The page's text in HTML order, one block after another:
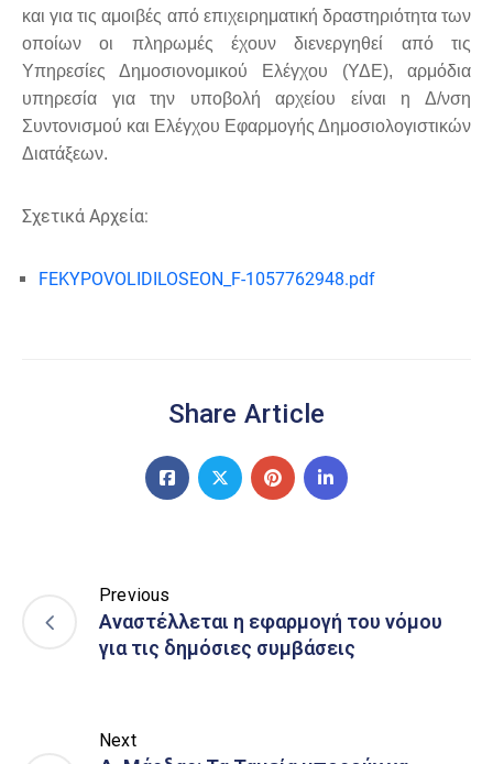
και για τις αμοιβές από επιχειρηματική δραστηριότητα των
οποίων οι πληρωμές έχουν διενεργηθεί από τις
Υπηρεσίες Δημοσιονομικού Ελέγχου (ΥΔΕ), αρμόδια
υπηρεσία για την υποβολή αρχείου είναι η Δ/νση
Συντονισμού και Ελέγχου Εφαρμογής Δημοσιολογιστικών
Διατάξεων.
Σχετικά Αρχεία:
FEKYPOVOLIDILOSEON_F-1057762948.pdf
Share Article
Previous
Αναστέλλεται η εφαρμογή του νόμου
για τις δημόσιες συμβάσεις
Next